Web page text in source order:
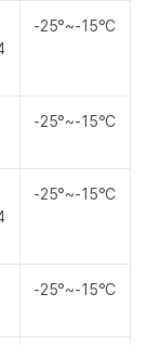
-25°~-15°C
-25°~-15°C
-25°~-15°C
-25°~-15°C